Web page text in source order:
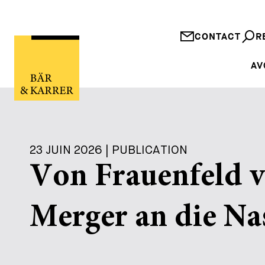
CONTACT
23 JUIN 2026 | PUBLICATION
Von Frauenfeld
Merger an die